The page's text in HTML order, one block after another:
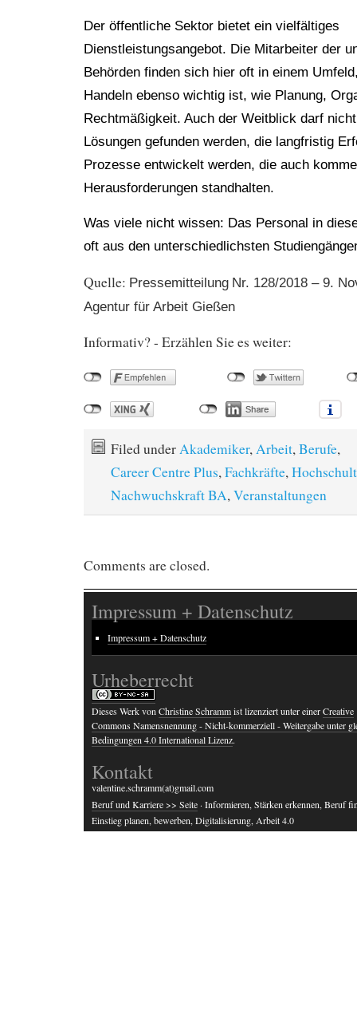
Der öffentliche Sektor bietet ein vielfältiges
Dienstleistungsangebot. Die Mitarbeiter der
Behörden finden sich hier oft in einem
Handeln ebenso wichtig ist, wie Planung,
Rechtmäßigkeit. Auch der Weitblick darf
Lösungen gefunden werden, die langfristig
Prozesse entwickelt werden, die auch
Herausforderungen standhalten.
Was viele nicht wissen: Das Personal in
oft aus den unterschiedlichsten
Quelle: Pressemitteilung Nr. 128/2018 – 9.
Agentur für Arbeit Gießen
Informativ? - Erzählen Sie es weiter:
Filed underAkademiker,Arbeit,Berufe,
Career Centre Plus,Fachkräfte,
Nachwuchskraft BA,Veranstaltungen
Comments are closed.
Impressum + Datenschutz
Impressum + Datenschutz
Urheberrecht
Dieses Werk vonChristine Schrammist lizenziert unter einerCreative
Commons Namensnennung - Nicht-kommerziell - Weitergabe unter
Bedingungen 4.0 International Lizenz.
Kontakt
valentine.schramm(at)gmail.com
Beruf und Karriere >> Seite · Informieren, Stärken erkennen, Beruf
Einstieg planen, bewerben, Digitalisierung, Arbeit 4.0